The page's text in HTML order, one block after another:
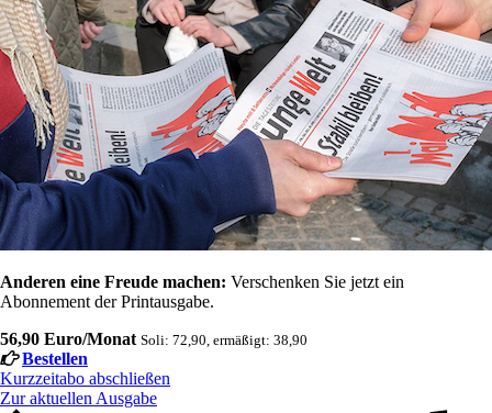
Anderen eine Freude machen: Verschenken Sie jetzt ein
Abonnement der Printausgabe.
56,90 Euro/Monat Soli: 72,90, ermäßigt: 38,90
Bestellen
Kurzzeitabo abschließen
Zur aktuellen Ausgabe